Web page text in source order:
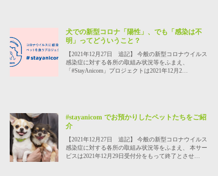
犬での新型コロナ「陽性」、でも「感染は不
明」ってどういうこと？
【2021年12月27日 追記】 今般の新型コロナウイルス
感染症に対する各所の取組み状況等をふまえ、
「#StayAnicom」プロジェクトは2021年12月2…
#stayanicom でお預かりしたペットたちをご紹
介
【2021年12月27日 追記】 今般の新型コロナウイルス
感染症に対する各所の取組み状況等をふまえ、 本サー
ビスは2021年12月29日受付分をもって終了とさせ…